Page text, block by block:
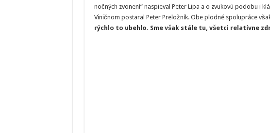
nočných zvonení“ naspieval Peter Lipa a o zvukovú podobu i
Viničnom postaral Peter Preložník. Obe plodné spolupráce
rýchlo to ubehlo. Sme však stále tu, všetci relatívne